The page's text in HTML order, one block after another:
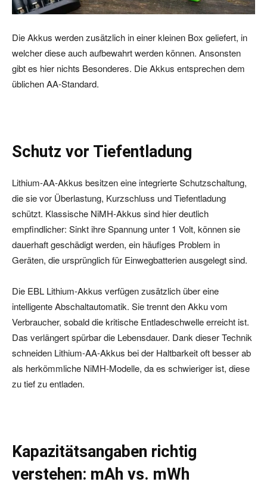
Die Akkus werden zusätzlich in einer kleinen Box geliefert, in
welcher diese auch aufbewahrt werden können. Ansonsten
gibt es hier nichts Besonderes. Die Akkus entsprechen dem
üblichen AA-Standard.
Schutz vor Tiefentladung
Lithium-AA-Akkus besitzen eine integrierte Schutzschaltung,
die sie vor Überlastung, Kurzschluss und Tiefentladung
schützt. Klassische NiMH-Akkus sind hier deutlich
empfindlicher: Sinkt ihre Spannung unter 1 Volt, können sie
dauerhaft geschädigt werden, ein häufiges Problem in
Geräten, die ursprünglich für Einwegbatterien ausgelegt sind.
Die EBL Lithium-Akkus verfügen zusätzlich über eine
intelligente Abschaltautomatik. Sie trennt den Akku vom
Verbraucher, sobald die kritische Entladeschwelle erreicht ist.
Das verlängert spürbar die Lebensdauer. Dank dieser Technik
schneiden Lithium-AA-Akkus bei der Haltbarkeit oft besser ab
als herkömmliche NiMH-Modelle, da es schwieriger ist, diese
zu tief zu entladen.
Kapazitätsangaben richtig
verstehen: mAh vs. mWh